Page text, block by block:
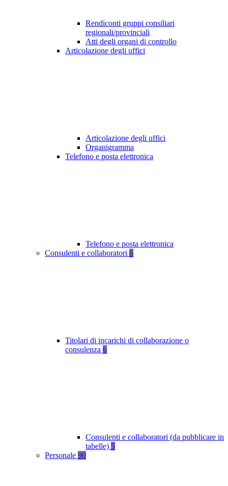
Rendiconti gruppi consiliari
regionali/provinciali
Atti degli organi di controllo
Articolazione degli uffici
Articolazione degli uffici
Organigramma
Telefono e posta elettronica
Telefono e posta elettronica
Consulenti e collaboratori 6
Titolari di incarichi di collaborazione o
consulenza 6
Consulenti e collaboratori (da pubblicare in
tabelle) 5
Personale 90